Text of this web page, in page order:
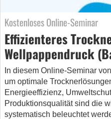
Kostenloses Online-Seminar
Effizienteres
Wellpappendruck
In diesem Online-Seminar
um optimale
Energieeffizienz,
Produktionsqualität sind die
systematisch beleuchtet